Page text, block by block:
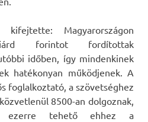
Magyarországon
forintot fordítottak
időben, így mindenkinek
hatékonyan működjenek. A
foglalkoztató, a szövetséghez
8500-an dolgoznak,
ezerre tehető ehhez a